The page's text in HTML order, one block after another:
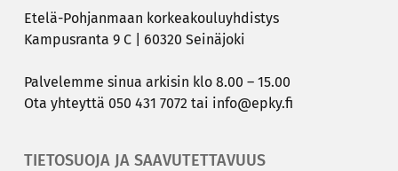
Etelä-​Pohjanmaan kor­kea­kou­lu­yh­dis­tys
Kam­pus­ran­ta 9 C | 60320 Sei­nä­jo­ki
Pal­ve­lem­me sinua ar­ki­sin klo 8.00 – 15.00
Ota yh­teyt­tä 050 431 7072 tai info@epky.fi
TIETOSUOJA JA SAAVUTETTAVUUS